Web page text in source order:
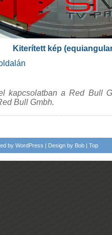
Kiterített kép
kapcsolatban a Red Bull
Bull Gmbh.
by WordPress | Design by Bob | Top